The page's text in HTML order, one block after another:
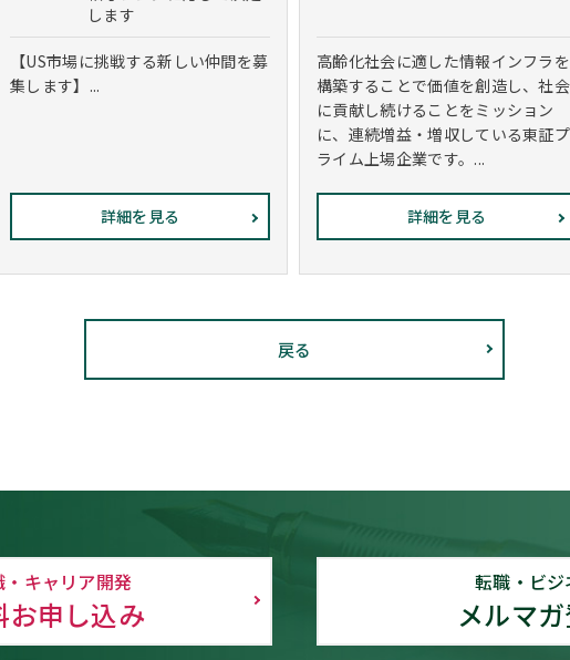
します
【US市場に挑戦する新しい仲間を募
集します】...
詳細を見る
高齢化社会に適した情報インフラを
構築することで価値を創造し、社会
に貢献し続けることをミッション
に、連続増益・増収している東証プ
ライム上場企業です。...
詳細を見る
戻る
・キャリア開発
お申し込み
転職・ビジ
メルマ